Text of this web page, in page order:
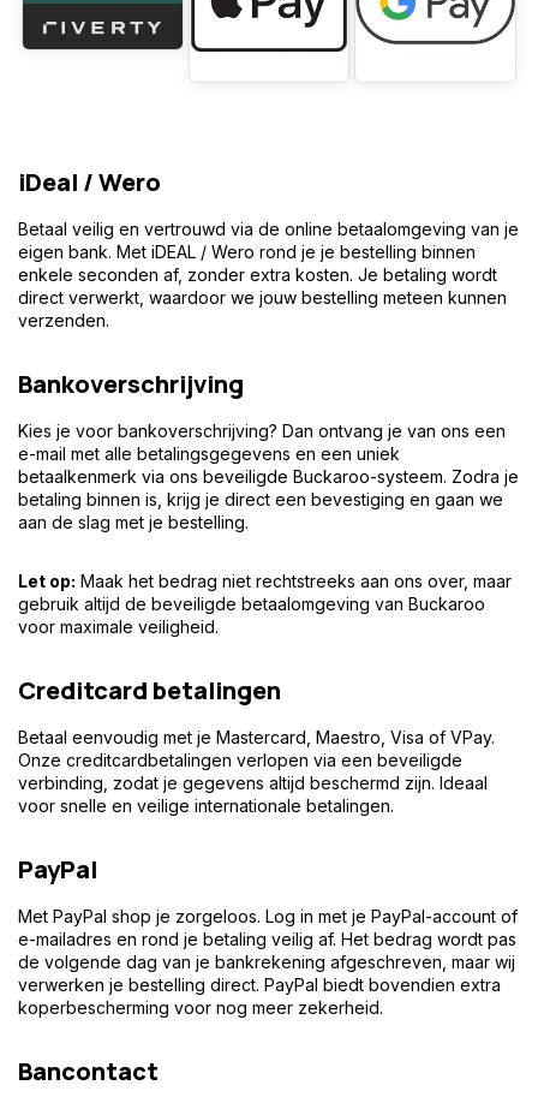
iDeal / Wero
Betaal veilig en vertrouwd via de online betaalomgeving van je
eigen bank. Met iDEAL / Wero rond je je bestelling binnen
enkele seconden af, zonder extra kosten. Je betaling wordt
direct verwerkt, waardoor we jouw bestelling meteen kunnen
verzenden.
Bankoverschrijving
Kies je voor bankoverschrijving? Dan ontvang je van ons een
e-mail met alle betalingsgegevens en een uniek
betaalkenmerk via ons beveiligde Buckaroo-systeem. Zodra je
betaling binnen is, krijg je direct een bevestiging en gaan we
aan de slag met je bestelling.
Let op: Maak het bedrag niet rechtstreeks aan ons over, maar
gebruik altijd de beveiligde betaalomgeving van Buckaroo
voor maximale veiligheid.
Creditcard betalingen
Betaal eenvoudig met je Mastercard, Maestro, Visa of VPay.
Onze creditcardbetalingen verlopen via een beveiligde
verbinding, zodat je gegevens altijd beschermd zijn. Ideaal
voor snelle en veilige internationale betalingen.
PayPal
Met PayPal shop je zorgeloos. Log in met je PayPal-account of
e-mailadres en rond je betaling veilig af. Het bedrag wordt pas
de volgende dag van je bankrekening afgeschreven, maar wij
verwerken je bestelling direct. PayPal biedt bovendien extra
koperbescherming voor nog meer zekerheid.
Bancontact